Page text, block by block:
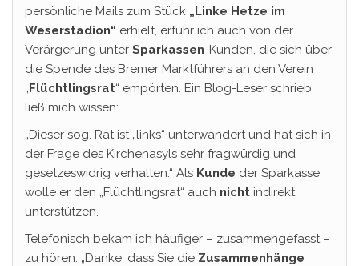
persönliche Mails zum Stück „Linke Hetze im
Weserstadion“ erhielt, erfuhr ich auch von der
Verärgerung unter Sparkassen-Kunden, die sich über
die Spende des Bremer Marktführers an den Verein
„Flüchtlingsrat“ empörten. Ein Blog-Leser schrieb
ließ mich wissen:
„Dieser sog. Rat ist „links“ unterwandert und hat sich in
der Frage des Kirchenasyls sehr fragwürdig und
gesetzeswidrig verhalten.“ Als Kunde der Sparkasse
wolle er den „Flüchtlingsrat“ auch nicht indirekt
unterstützen.
Telefonisch bekam ich häufiger – zusammengefasst –
zu hören: „Danke, dass Sie die Zusammenhänge